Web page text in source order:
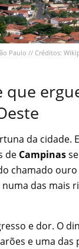
Paulo // Créditos:
que
da cidade.
de Campinas
chamado
das mais
e dor. O
e uma das